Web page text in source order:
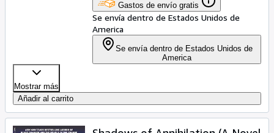
Gastos de envío gratis
Se envía dentro de Estados Unidos de
America
Se envía dentro de Estados Unidos de
America
Mostrar más
Añadir al carrito